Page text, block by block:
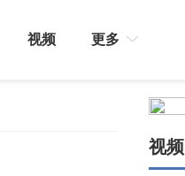
视频 更多
视频